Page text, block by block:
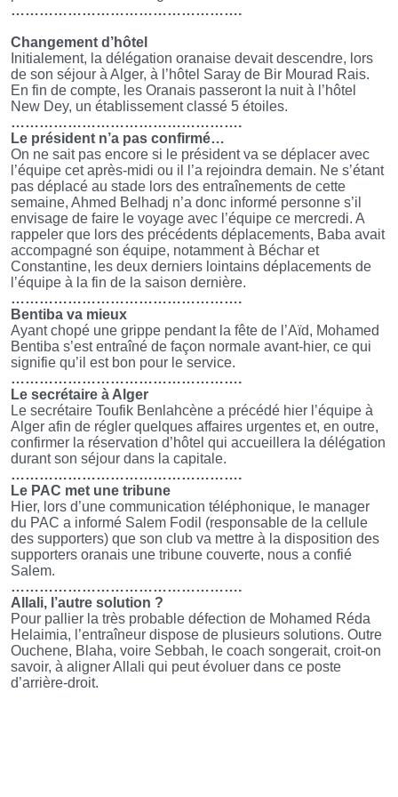
………………………………………….
Changement d’hôtel
Initialement, la délégation oranaise devait descendre, lors
de son séjour à Alger, à l’hôtel Saray de Bir Mourad Rais.
En fin de compte, les Oranais passeront la nuit à l’hôtel
New Dey, un établissement classé 5 étoiles.
………………………………………….
Le président n’a pas confirmé…
On ne sait pas encore si le président va se déplacer avec
l’équipe cet après-midi ou il l’a rejoindra demain. Ne s’étant
pas déplacé au stade lors des entraînements de cette
semaine, Ahmed Belhadj n’a donc informé personne s’il
envisage de faire le voyage avec l’équipe ce mercredi. A
rappeler que lors des précédents déplacements, Baba avait
accompagné son équipe, notamment à Béchar et
Constantine, les deux derniers lointains déplacements de
l’équipe à la fin de la saison dernière.
………………………………………….
Bentiba va mieux
Ayant chopé une grippe pendant la fête de l’Aïd, Mohamed
Bentiba s’est entraîné de façon normale avant-hier, ce qui
signifie qu’il est bon pour le service.
………………………………………….
Le secrétaire à Alger
Le secrétaire Toufik Benlahcène a précédé hier l’équipe à
Alger afin de régler quelques affaires urgentes et, en outre,
confirmer la réservation d’hôtel qui accueillera la délégation
durant son séjour dans la capitale.
………………………………………….
Le PAC met une tribune
Hier, lors d’une communication téléphonique, le manager
du PAC a informé Salem Fodil (responsable de la cellule
des supporters) que son club va mettre à la disposition des
supporters oranais une tribune couverte, nous a confié
Salem.
………………………………………….
Allali, l’autre solution ?
Pour pallier la très probable défection de Mohamed Réda
Helaimia, l’entraîneur dispose de plusieurs solutions. Outre
Ouchene, Blaha, voire Sebbah, le coach songerait, croit-on
savoir, à aligner Allali qui peut évoluer dans ce poste
d’arrière-droit.